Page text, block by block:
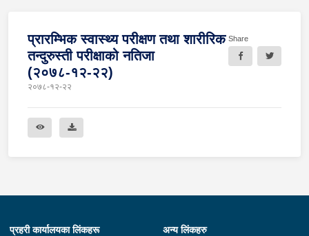
प्रारम्भिक स्वास्थ्य परीक्षण तथा शारीरिक
तन्दुरुस्ती परीक्षाको नतिजा
(२०७८-१२-२२)
२०७८-१२-२२
Share
प्रहरी कार्यालयका लिंकहरू अन्य लिंकहरु